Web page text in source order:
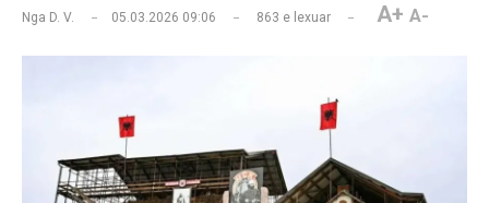
Nga D. V. 05.03.2026 09:06 863 e lexuar A+ A-